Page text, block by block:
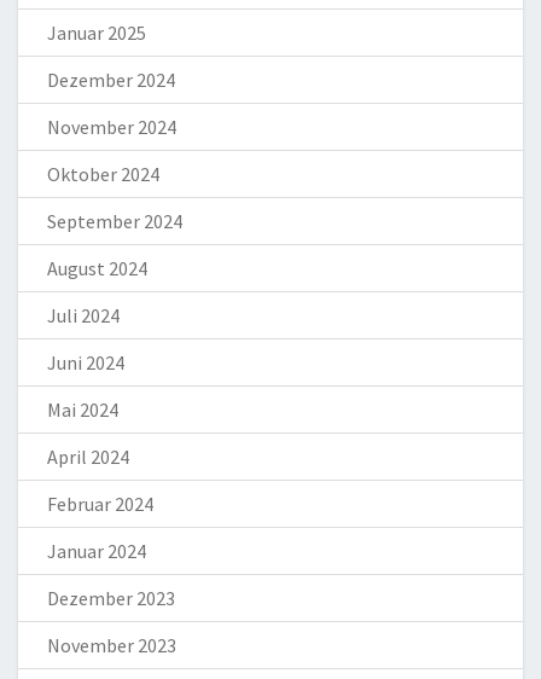
Januar 2025
Dezember 2024
November 2024
Oktober 2024
September 2024
August 2024
Juli 2024
Juni 2024
Mai 2024
April 2024
Februar 2024
Januar 2024
Dezember 2023
November 2023